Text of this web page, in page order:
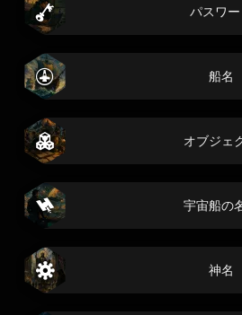
パスワー
船名
オブジェ
宇宙船の
神名